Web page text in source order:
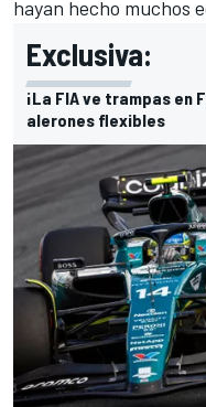
hayan hecho muchos
Exclusiva:
¡La FIA ve trampas en
alerones flexibles